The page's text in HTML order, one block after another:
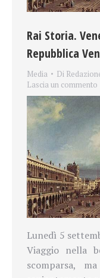
Rai Storia.
Repubblica
Media Di
Lascia un commento
Lunedì 5
Viaggio nella
scomparsa,